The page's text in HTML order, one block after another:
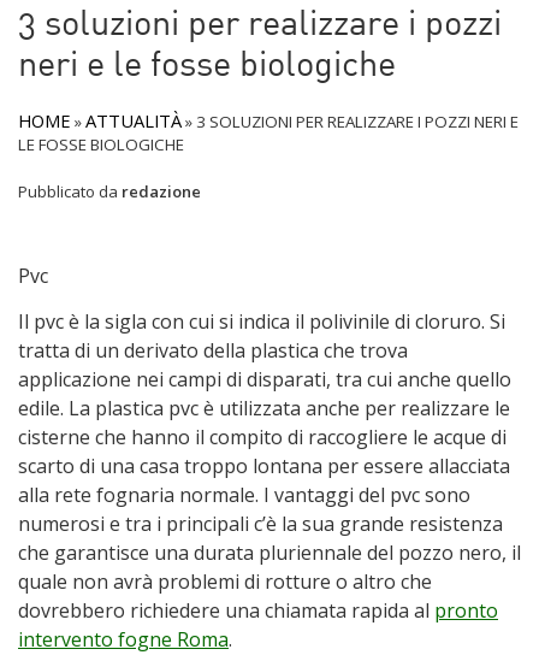
3 soluzioni per realizzare i pozzi
neri e le fosse biologiche
HOME »ATTUALITÀ» 3 SOLUZIONI PER REALIZZARE I POZZI NERI E
LE FOSSE BIOLOGICHE
Pubblicato da redazione
Pvc
Il pvc è la sigla con cui si indica il polivinile di cloruro. Si
tratta di un derivato della plastica che trova
applicazione nei campi di disparati, tra cui anche quello
edile. La plastica pvc è utilizzata anche per realizzare le
cisterne che hanno il compito di raccogliere le acque di
scarto di una casa troppo lontana per essere allacciata
alla rete fognaria normale. I vantaggi del pvc sono
numerosi e tra i principali c’è la sua grande resistenza
che garantisce una durata pluriennale del pozzo nero, il
quale non avrà problemi di rotture o altro che
dovrebbero richiedere una chiamata rapida al pronto
intervento fogne Roma.